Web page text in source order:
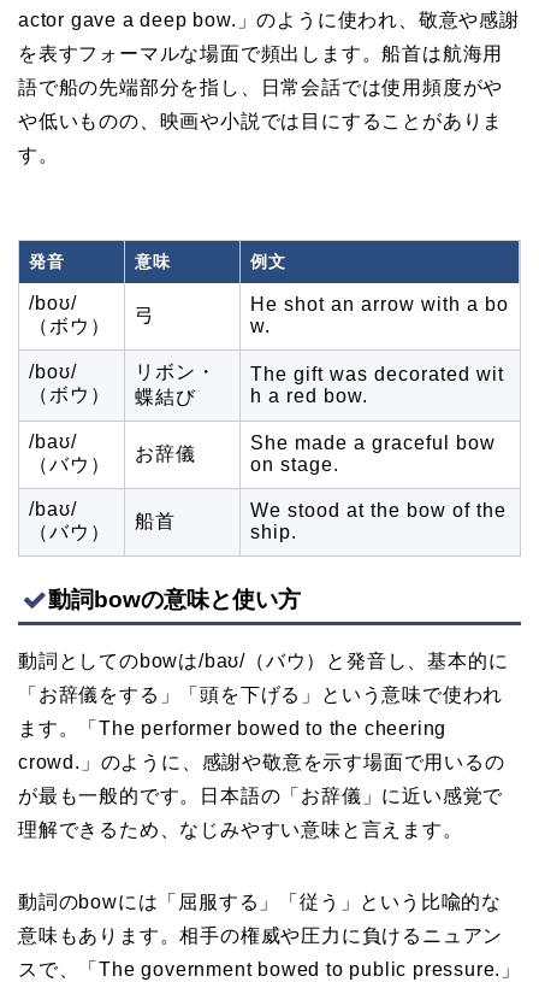
actor gave a deep bow.」のように使われ、敬意や感謝
を表すフォーマルな場面で頻出します。船首は航海用
語で船の先端部分を指し、日常会話では使用頻度がや
や低いものの、映画や小説では目にすることがありま
す。
発音 意味 例文
/boʊ/
（ボウ）
弓
He shot an arrow with a bo
w.
/boʊ/
（ボウ）
リボン・
蝶結び
The gift was decorated wit
h a red bow.
/baʊ/
（バウ）
お辞儀
She made a graceful bow
on stage.
/baʊ/
（バウ）
船首
We stood at the bow of the
ship.
動詞bowの意味と使い方
動詞としてのbowは/baʊ/（バウ）と発音し、基本的に
「お辞儀をする」「頭を下げる」という意味で使われ
ます。「The performer bowed to the cheering
crowd.」のように、感謝や敬意を示す場面で用いるの
が最も一般的です。日本語の「お辞儀」に近い感覚で
理解できるため、なじみやすい意味と言えます。
動詞のbowには「屈服する」「従う」という比喩的な
意味もあります。相手の権威や圧力に負けるニュアン
スで、「The government bowed to public pressure.」